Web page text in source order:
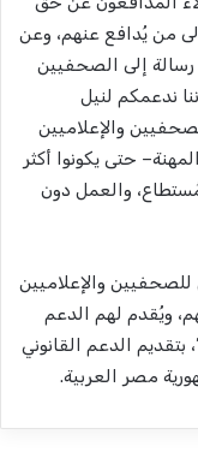
من يُدافع عنهم، وعن
إلى الصحفيين
ندعمكم لنيل
والإعلاميين
حتى يكونوا أكثر
والعمل دون
للصحفيين والإعلاميين
ويُقدم لهم الدعم
بتقديم الدعم القانوني
مصر العربية.